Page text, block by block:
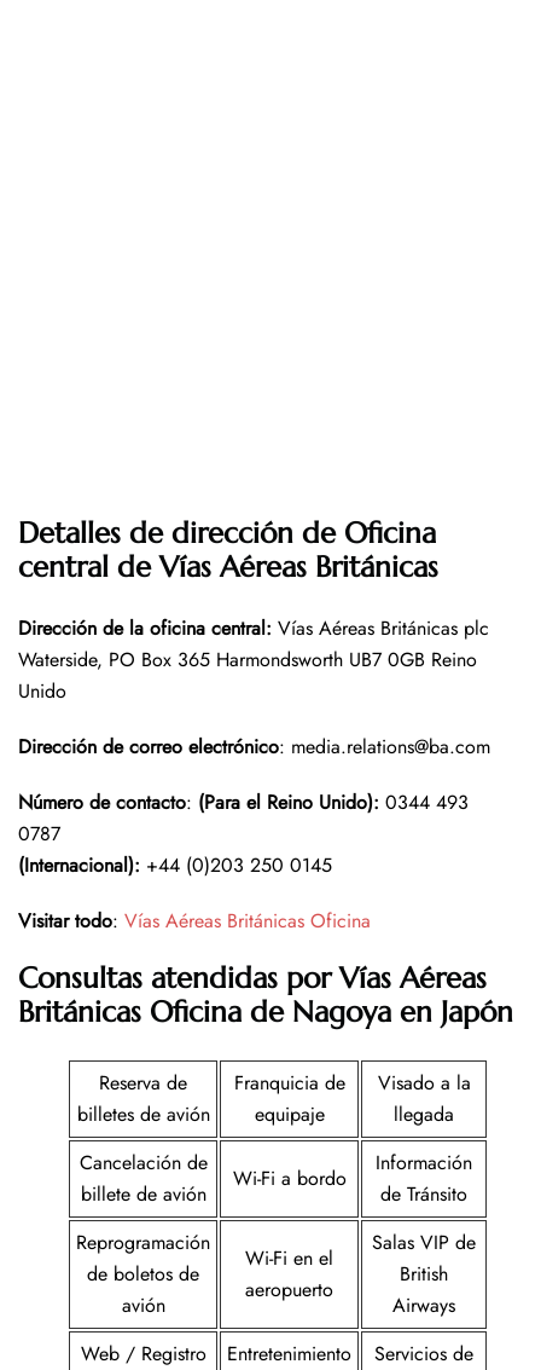
Detalles de dirección de Oficina
central de Vías Aéreas Británicas
Dirección de la oficina central: Vías Aéreas Británicas plc
Waterside, PO Box 365 Harmondsworth UB7 0GB Reino
Unido
Dirección de correo electrónico: media.relations@ba.com
Número de contacto: (Para el Reino Unido): 0344 493
0787
(Internacional): +44 (0)203 250 0145
Visitar todo: Vías Aéreas Británicas Oficina
Consultas atendidas por Vías Aéreas
Británicas Oficina de Nagoya en Japón
Reserva de
billetes de avión
Franquicia de
equipaje
Visado a la
llegada
Cancelación de
billete de avión
Wi-Fi a bordo
Información
de Tránsito
Reprogramación
de boletos de
avión
Wi-Fi en el
aeropuerto
Salas VIP de
British
Airways
Web / Registro
Entretenimiento
Servicios de